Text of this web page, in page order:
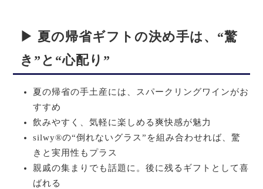
▶ 夏の帰省ギフトの決め手は、“驚
き”と“心配り”
夏の帰省の手土産には、スパークリングワインがお
すすめ
飲みやすく、気軽に楽しめる爽快感が魅力
silwy®の“倒れないグラス”を組み合わせれば、驚
きと実用性もプラス
親戚の集まりでも話題に。後に残るギフトとして喜
ばれる